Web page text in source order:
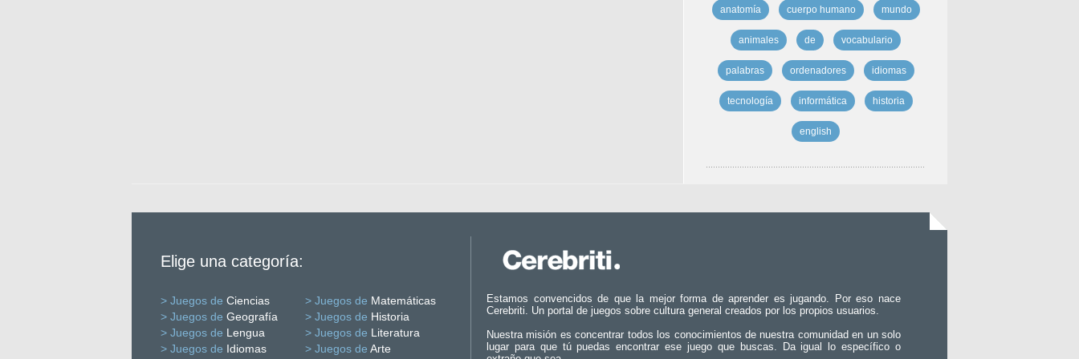
anatomía cuerpo humano mundo
animales de vocabulario
palabras ordenadores idiomas
tecnología informática historia
english
Elige una categoría:
> Juegos de Ciencias > Juegos de Matemáticas
> Juegos de Geografía > Juegos de Historia
> Juegos de Lengua > Juegos de Literatura
> Juegos de Idiomas > Juegos de Arte
Estamos convencidos de que la mejor forma de aprender es jugando. Por eso nace
Cerebriti. Un portal de juegos sobre cultura general creados por los propios usuarios.
Nuestra misión es concentrar todos los conocimientos de nuestra comunidad en un solo
lugar para que tú puedas encontrar ese juego que buscas. Da igual lo específico o